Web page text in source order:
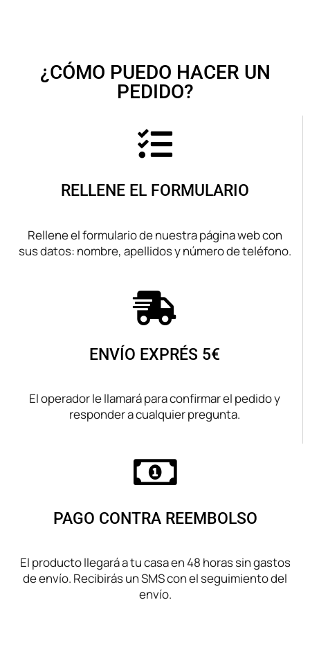
¿CÓMO PUEDO HACER UN
PEDIDO?
RELLENE EL FORMULARIO
Rellene el formulario de nuestra página web con
sus datos: nombre, apellidos y número de teléfono.
ENVÍO EXPRÉS 5€
El operador le llamará para confirmar el pedido y
responder a cualquier pregunta.
PAGO CONTRA REEMBOLSO
El producto llegará a tu casa en 48 horas sin gastos
de envío. Recibirás un SMS con el seguimiento del
envío.